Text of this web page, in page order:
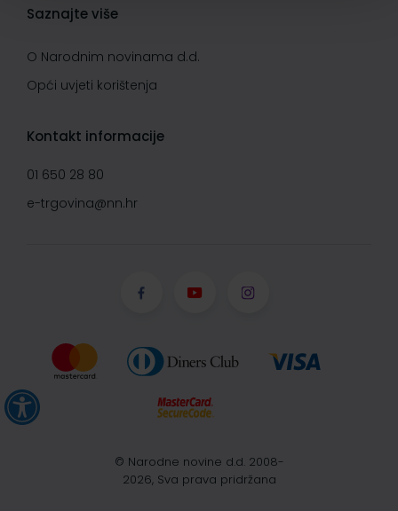
Saznajte više
O Narodnim novinama d.d.
Opći uvjeti korištenja
Kontakt informacije
01 650 28 80
e-trgovina@nn.hr
© Narodne novine d.d. 2008-
2026, Sva prava pridržana